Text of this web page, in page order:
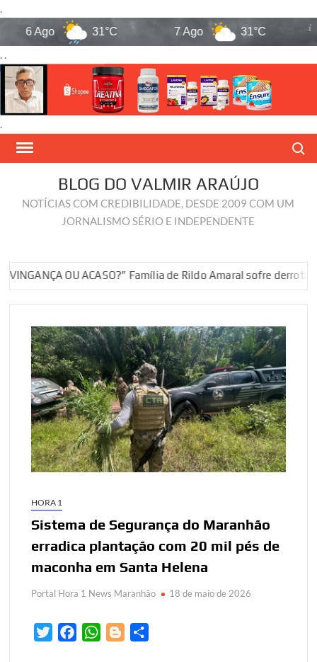
.
6 Ago 31°C 7 Ago 31°C 8
. .
.
Skip
BLOG DO VALMIR ARAÚJO
NOTÍCIAS COM CREDIBILIDADE, DESDE 2009 COM UM
JORNALISMO SÉRIO E INDEPENDENTE
OU ACASO?” Família de Rildo Amaral sofre derrotas
HORA 1
Sistema de Segurança do Maranhão
erradica plantação com 20 mil pés de
maconha em Santa Helena
Portal Hora 1 News Maranhão 18 de maio de 2026
W